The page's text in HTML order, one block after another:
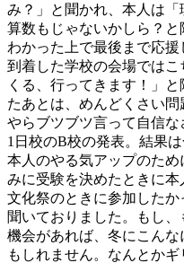
み？」と聞かれ、本人は「
算数もじゃないかしら？と
わかった上で最後まで応援
到着した学校の会場では
くる、行ってきます！」
たあとは、めんどくさい
やらブツブツ言って自信
1日校のB校の発表。結果
本人のやる気アップのた
みに受験を決めたときに本
文化祭のときに参加した
聞いておりました。もし、
機会があれば、冬にこん
もしれません。なんとか